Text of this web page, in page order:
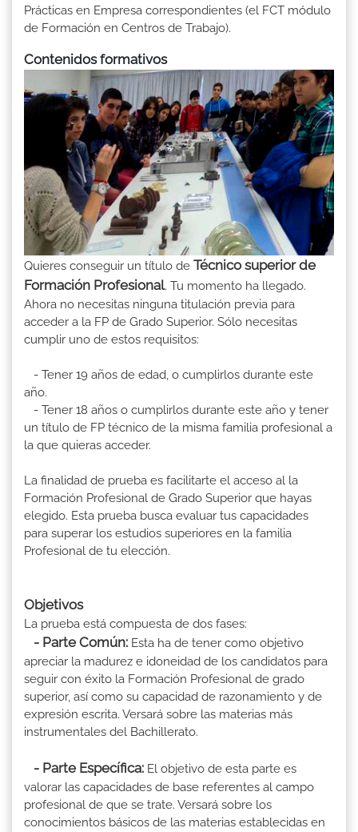
Prácticas en Empresa correspondientes (el FCT módulo
de Formación en Centros de Trabajo).
Contenidos formativos
Quieres conseguir un título de Técnico superior de
Formación Profesional. Tu momento ha llegado.
Ahora no necesitas ninguna titulación previa para
acceder a la FP de Grado Superior. Sólo necesitas
cumplir uno de estos requisitos:
- Tener 19 años de edad, o cumplirlos durante este
año.
- Tener 18 años o cumplirlos durante este año y tener
un título de FP técnico de la misma familia profesional a
la que quieras acceder.
La finalidad de prueba es facilitarte el acceso al la
Formación Profesional de Grado Superior que hayas
elegido. Esta prueba busca evaluar tus capacidades
para superar los estudios superiores en la familia
Profesional de tu elección.
Objetivos
La prueba está compuesta de dos fases:
- Parte Común: Esta ha de tener como objetivo
apreciar la madurez e idoneidad de los candidatos para
seguir con éxito la Formación Profesional de grado
superior, así como su capacidad de razonamiento y de
expresión escrita. Versará sobre las materias más
instrumentales del Bachillerato.
- Parte Específica: El objetivo de esta parte es
valorar las capacidades de base referentes al campo
profesional de que se trate. Versará sobre los
conocimientos básicos de las materias establecidas en